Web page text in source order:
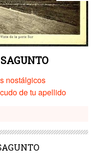
nostálgicos
de tu apellido